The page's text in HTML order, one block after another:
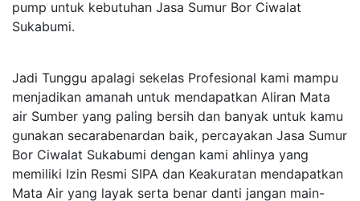
pump untuk kebutuhan Jasa Sumur Bor Ciwalat
Sukabumi.
Jadi Tunggu apalagi sekelas Profesional kami mampu
menjadikan amanah untuk mendapatkan Aliran Mata
air Sumber yang paling bersih dan banyak untuk kamu
gunakan secarabenardan baik, percayakan Jasa Sumur
Bor Ciwalat Sukabumi dengan kami ahlinya yang
memiliki Izin Resmi SIPA dan Keakuratan mendapatkan
Mata Air yang layak serta benar danti jangan main-